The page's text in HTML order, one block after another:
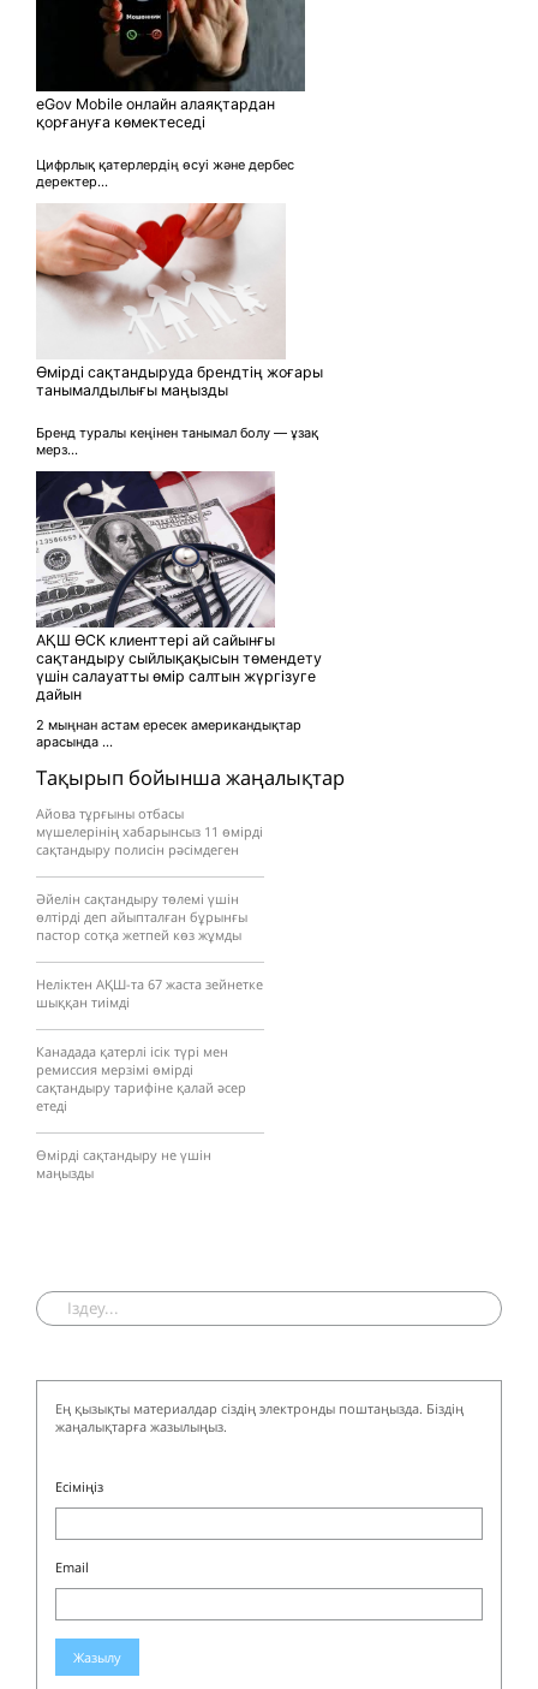
Тақырып бойынша жаңалықтар
Айова тұрғыны отбасы
мүшелерінің хабарынсыз 11 өмірді
сақтандыру полисін рәсімдеген
Әйелін сақтандыру төлемі үшін
өлтірді деп айыпталған бұрынғы
пастор сотқа жетпей көз жұмды
Неліктен АҚШ-та 67 жаста зейнетке
шыққан тиімді
Канадада қатерлі ісік түрі мен
ремиссия мерзімі өмірді
сақтандыру тарифіне қалай әсер
етеді
Өмірді сақтандыру не үшін
маңызды
eGov Mobile онлайн алаяқтардан
қорғануға көмектеседі
Цифрлық қатерлердің өсуі және дербес
деректер...
Өмірді сақтандыруда брендтің жоғары
танымалдылығы маңызды
Бренд туралы кеңінен танымал болу — ұзақ
мерз...
АҚШ ӨСК клиенттері ай сайынғы
сақтандыру сыйлықақысын төмендету
үшін салауатты өмір салтын жүргізуге
дайын
2 мыңнан астам ересек американдықтар
арасында ...
Ең қызықты материалдар сіздің электронды поштаңызда. Біздің
жаңалықтарға жазылыңыз.
Есіміңіз
Email
Жазылу